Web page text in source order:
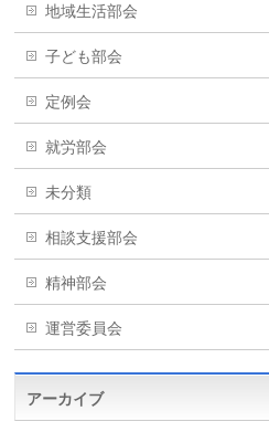
地域生活部会
子ども部会
定例会
就労部会
未分類
相談支援部会
精神部会
運営委員会
アーカイブ